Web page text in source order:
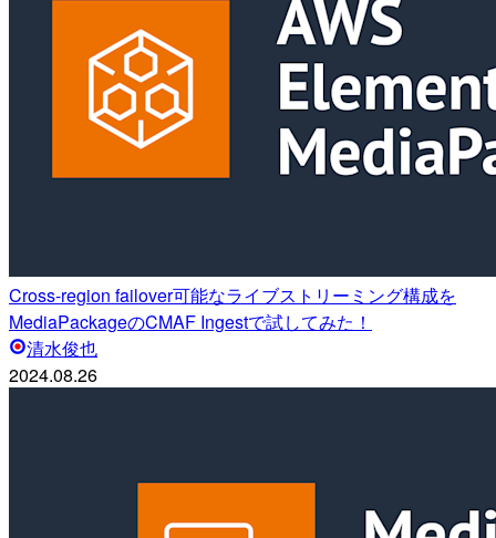
Cross-region failover可能なライブストリーミング構成を
MediaPackageのCMAF Ingestで試してみた！
清水俊也
2024.08.26